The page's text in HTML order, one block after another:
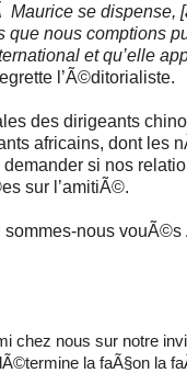
se dispense,
que nous comptions
et qu’elle
l’Ã©ditorialiste.
des dirigeants
africains, dont les
si nos
sur l’amitiÃ©.
sommes-nous
chez nous sur notre
la faÃ§on la